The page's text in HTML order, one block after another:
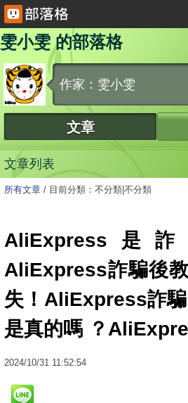
雯小雯 的部落格
作家：雯小雯
文章
文章列表
所有文章 / 目前分類：不分類|不分類
AliExpress是
AliExpress詐騙後
失！AliExpress詐
是真的嗎 ？
2024/10/31 11:52:54